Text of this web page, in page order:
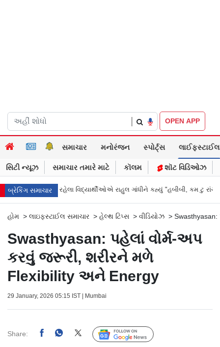
OPEN APP
સમાચાર મનોરંજન સ્પોર્ટ્સ લાઈફસ્ટાઈલ
સિટી ન્યૂઝ સમાચાર તમારે માટે કૉલમ શૉટ વિડિઓઝ
બ્રેકિંગ સમાચાર
કરી રહેલા વિદ્યાર્થીઓએ રાહુલ ગાંધીને કહ્યું "હબીબી, કમ ટુ રાંચી"
હોમ > લાઇફસ્ટાઈલ સમાચાર > હેલ્થ ટિપ્સ > વીડિયોઝ >
Swasthyasan: પહેલાં વોર્મ-અપ
કરવું જરૂરી, શરીરને મળે
Flexibility અને Energy
29 January, 2026 05:15 IST | Mumbai
Share: Follow Us